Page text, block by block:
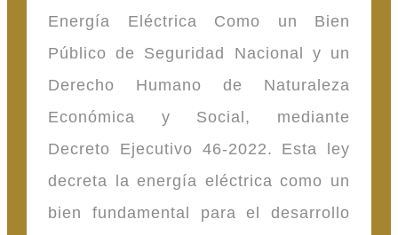
Energía Eléctrica Como un Bien
Público de Seguridad Nacional y un
Derecho Humano de Naturaleza
Económica y Social, mediante
Decreto Ejecutivo 46-2022. Esta ley
decreta la energía eléctrica como un
bien fundamental para el desarrollo